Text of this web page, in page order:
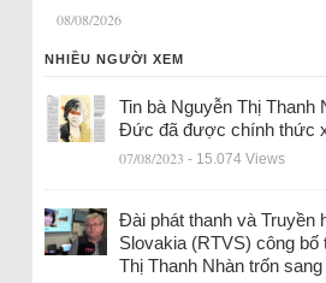
08/08/2026
NHIỀU NGƯỜI XEM
Tin bà Nguyễn Thị Thanh
Đức đã được chính thức
07/08/2023 - 15.074 Views
Đài phát thanh và Truyền
Slovakia (RTVS) công bố
Thị Thanh Nhàn trốn